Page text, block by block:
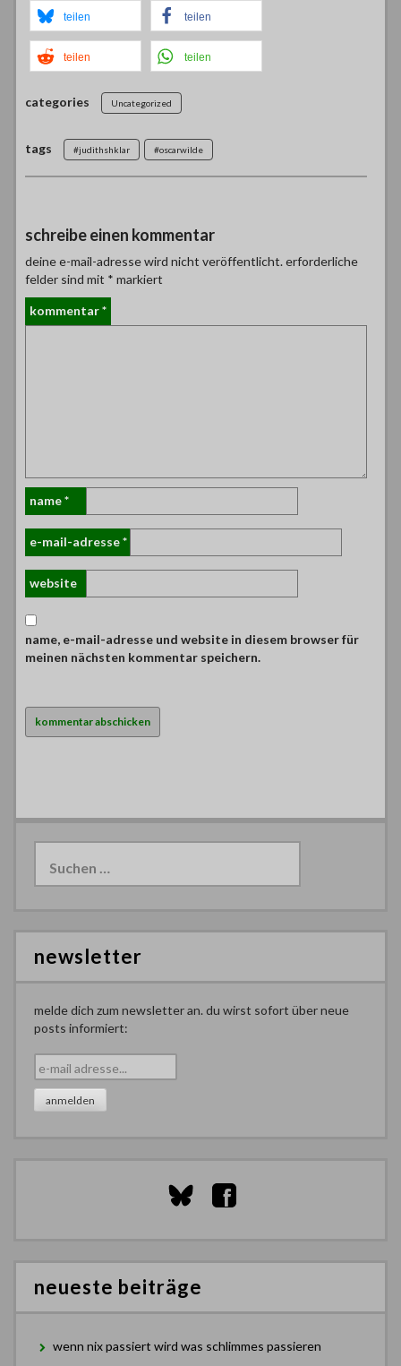
teilen teilen
teilen teilen
categories Uncategorized
tags #judithshklar #oscarwilde
schreibe einen kommentar
deine e-mail-adresse wird nicht veröffentlicht.erforderliche
felder sind mit * markiert
kommentar*
name*
e-mail-adresse*
website
name, e-mail-adresse und website in diesem browser für
meinen nächsten kommentar speichern.
newsletter
melde dich zum newsletter an. du wirst sofort über neue
posts informiert:
neueste beiträge
wenn nix passiert wird was schlimmes passieren